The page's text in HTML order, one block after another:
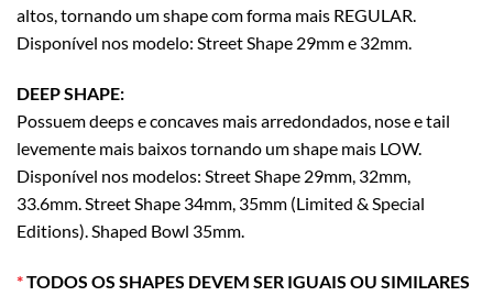
altos, tornando um shape com forma mais REGULAR.
Disponível nos modelo: Street Shape 29mm e 32mm.
DEEP SHAPE:
Possuem deeps e concaves mais arredondados, nose e tail
levemente mais baixos tornando um shape mais LOW.
Disponível nos modelos: Street Shape 29mm, 32mm,
33.6mm. Street Shape 34mm, 35mm (Limited & Special
Editions). Shaped Bowl 35mm.
*TODOS OS SHAPES DEVEM SER IGUAIS OU SIMILARES